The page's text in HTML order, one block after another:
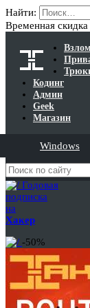
Найти:
Временная
Взлом
Кодинг
Админ
Geek
Магазин
Windows
Годовая
подписка
на
Хакер
-50%